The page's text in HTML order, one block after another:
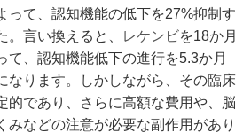
って、認知機能の低下を27%抑制す
。言い換えると、
レケンビを18か月
て、認知機能低下の進行を5.3か月
なります。しかしながら、その臨床
的であり、さらに高額な費用や 、脳
みなどの注意が必要な副作用があり